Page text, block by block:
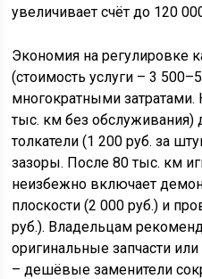
увеличивает счёт до 120
Экономия на регулировке
(стоимость услуги – 3
многократными затратами.
тыс. км без обслуживания)
толкатели (1 200 руб. за
зазоры. После 80 тыс. км
неизбежно включает
плоскости (2 000 руб.) и
руб.). Владельцам
оригинальные запчасти
– дешёвые заменители